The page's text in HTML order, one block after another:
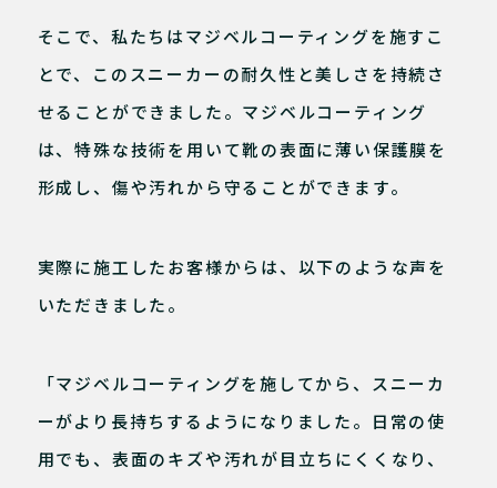
そこで、私たちはマジベルコーティングを施すこ
とで、このスニーカーの耐久性と美しさを持続さ
せることができました。マジベルコーティング
は、特殊な技術を用いて靴の表面に薄い保護膜を
形成し、傷や汚れから守ることができます。
実際に施工したお客様からは、以下のような声を
いただきました。
「マジベルコーティングを施してから、スニーカ
ーがより長持ちするようになりました。日常の使
用でも、表面のキズや汚れが目立ちにくくなり、